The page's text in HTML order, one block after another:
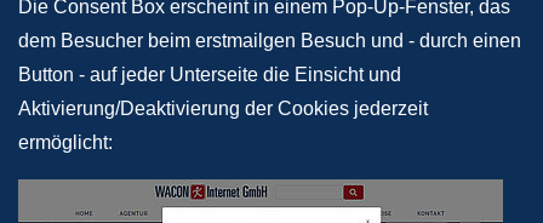
Die Consent Box erscheint in einem Pop-Up-Fenster, das
dem Besucher beim erstmailgen Besuch und - durch einen
Button - auf jeder Unterseite die Einsicht und
Aktivierung/Deaktivierung der Cookies jederzeit
ermöglicht: